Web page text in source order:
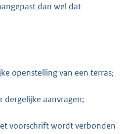
dan wel dat
openstelling van een terras;
dergelijke aanvragen;
voorschrift wordt verbonden